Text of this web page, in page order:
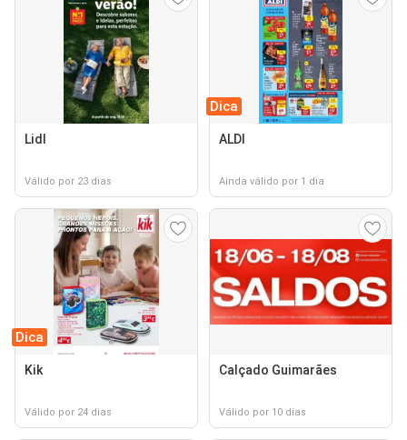
Lidl
Válido por 23 dias
Dica
ALDI
Ainda válido por 1 dia
Dica
Kik
Válido por 24 dias
Calçado Guimarães
Válido por 10 dias